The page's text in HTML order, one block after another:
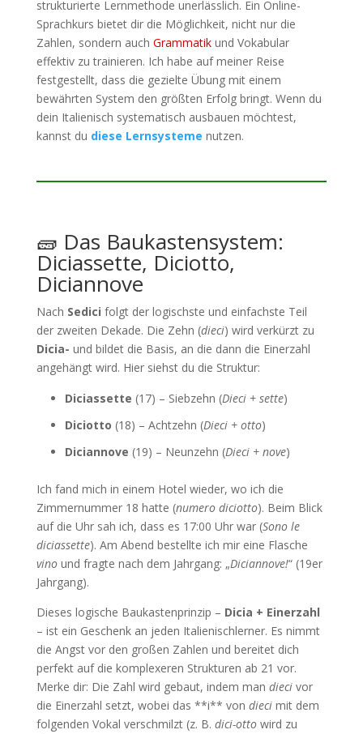
strukturierte Lernmethode unerlässlich. Ein Online-
Sprachkurs bietet dir die Möglichkeit, nicht nur die
Zahlen, sondern auch Grammatikund Vokabular
effektiv zu trainieren. Ich habe auf meiner Reise
festgestellt, dass die gezielte Übung mit einem
bewährten System den größten Erfolg bringt. Wenn du
dein Italienisch systematisch ausbauen möchtest,
kannst du diese Lernsysteme nutzen.
🧱 Das Baukastensystem:
Diciassette, Diciotto,
Diciannove
Nach Sedici folgt der logischste und einfachste Teil
der zweiten Dekade. Die Zehn (dieci) wird verkürzt zu
Dicia- und bildet die Basis, an die dann die Einerzahl
angehängt wird. Hier siehst du die Struktur:
Diciassette (17) – Siebzehn (Dieci + sette)
Diciotto (18) – Achtzehn (Dieci + otto)
Diciannove (19) – Neunzehn (Dieci + nove)
Ich fand mich in einem Hotel wieder, wo ich die
Zimmernummer 18 hatte (numero diciotto). Beim Blick
auf die Uhr sah ich, dass es 17:00 Uhr war (Sono le
diciassette). Am Abend bestellte ich mir eine Flasche
vinound fragte nach dem Jahrgang: „Diciannove!“ (19er
Jahrgang).
Dieses logische Baukastenprinzip – Dicia + Einerzahl
– ist ein Geschenk an jeden Italienischlerner. Es nimmt
die Angst vor den großen Zahlen und bereitet dich
perfekt auf die komplexeren Strukturen ab 21 vor.
Merke dir: Die Zahl wird gebaut, indem man diecivor
die Einerzahl setzt, wobei das **i** von diecimit dem
folgenden Vokal verschmilzt (z. B. dici-ottowird zu